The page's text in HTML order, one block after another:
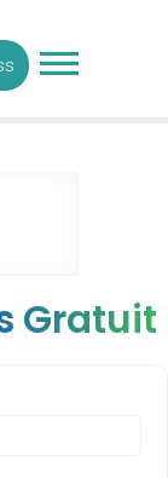
Gratuit